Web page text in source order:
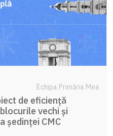
Echipa Primăria Mea
de eficiență
vechi și
ședinței CMC